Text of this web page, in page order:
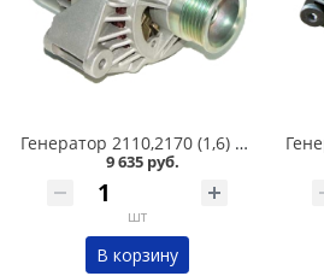
Генератор 2110,2170 (1,6) 80А 9402.3701-03 в Омске
9 635 руб.
шт
В корзину